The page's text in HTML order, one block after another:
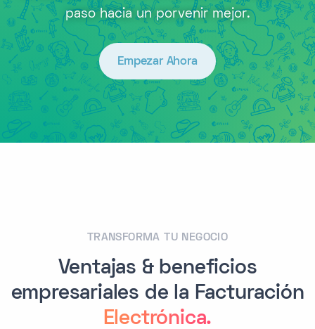
paso hacia un porvenir mejor.
Empezar Ahora
TRANSFORMA TU NEGOCIO
Ventajas & beneficios
empresariales de la Facturación
Electrónica.